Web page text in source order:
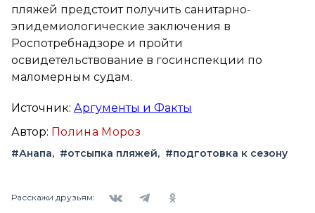
пляжей предстоит получить санитарно-
эпидемиологические заключения в
Роспотребнадзоре и пройти
освидетельствование в госинспекции по
маломерным судам.
Источник: Аргументы и Факты
Автор: Полина Мороз
#Анапа #отсыпка пляжей #подготовка к сезону
Расскажи друзьям: